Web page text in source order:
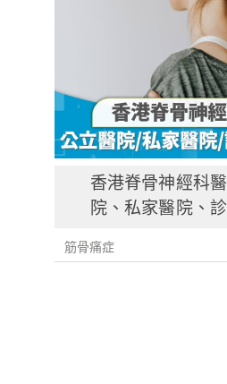
香港脊骨神經科
院、私家醫院、
筋骨痛症